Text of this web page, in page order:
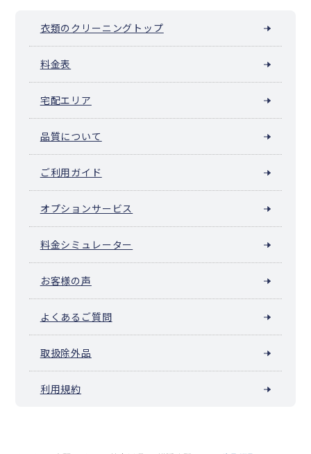
衣類のクリーニングトップ
料金表
宅配エリア
品質について
ご利用ガイド
オプションサービス
料金シミュレーター
お客様の声
よくあるご質問
取扱除外品
利用規約